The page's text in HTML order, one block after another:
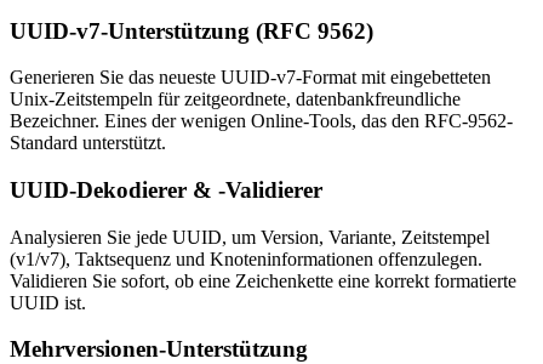
UUID-v7-Unterstützung (RFC 9562)
Generieren Sie das neueste UUID-v7-Format mit eingebetteten
Unix-Zeitstempeln für zeitgeordnete, datenbankfreundliche
Bezeichner. Eines der wenigen Online-Tools, das den RFC-9562-
Standard unterstützt.
UUID-Dekodierer & -Validierer
Analysieren Sie jede UUID, um Version, Variante, Zeitstempel
(v1/v7), Taktsequenz und Knoteninformationen offenzulegen.
Validieren Sie sofort, ob eine Zeichenkette eine korrekt formatierte
UUID ist.
Mehrversionen-Unterstützung